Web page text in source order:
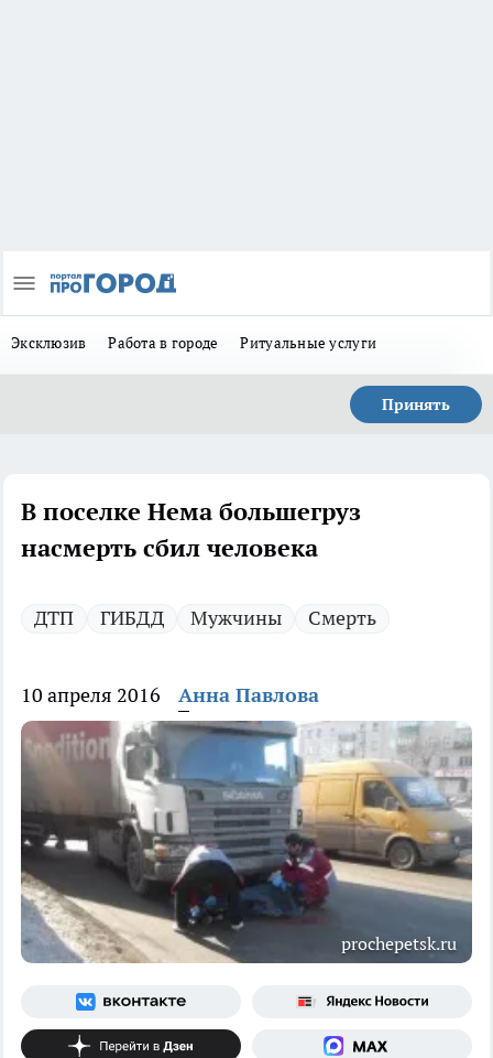
Эксклюзив Работа в городе Ритуальные услуги
Принять
В поселке Нема большегруз
насмерть сбил человека
ДТП ГИБДД Мужчины Смерть
10 апреля 2016 Анна Павлова
prochepetsk.ru